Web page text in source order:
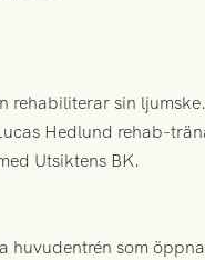
rehabiliterar sin
Hedlund rehab-
Utsiktens BK.
huvudentrén som